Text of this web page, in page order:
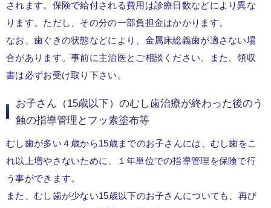
されます。保険で給付される費用は診療日数などにより異な
ります。ただし、その分の一部負担金はかかります。
なお、歯ぐきの状態などにより、金属床総義歯が適さない場
合があります。事前に主治医とご相談ください。また、領収
書は必ずお受け取り下さい。
お子さん（15歳以下）のむし歯治療が終わった後のう
蝕の指導管理とフッ素塗布等
むし歯が多い４歳から15歳までのお子さんには、むし歯をこ
れ以上増やさないために、１年単位での指導管理を保険で行
う事ができます。
また、むし歯が少ない15歳以下のお子さんについても、再び